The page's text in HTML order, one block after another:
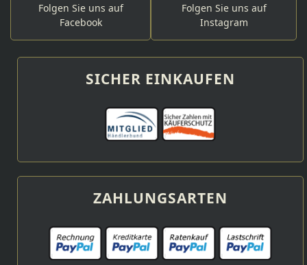
Folgen Sie uns auf
Facebook
Folgen Sie uns auf
Instagram
SICHER EINKAUFEN
ZAHLUNGSARTEN